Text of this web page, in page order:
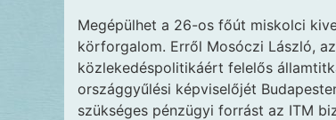
Megépülhet a 26-os főút miskolci
körforgalom. Erről Mosóczi László,
közlekedéspolitikáért felelős
országgyűlési képviselőjét
szükséges pénzügyi forrást az ITM